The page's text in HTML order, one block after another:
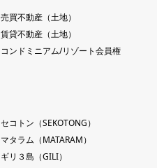
売買不動産（土地）
賃貸不動産（土地）
コンドミニアム/リゾート会員権
セコトン（SEKOTONG）
マタラム（MATARAM）
ギリ３島（GILI）